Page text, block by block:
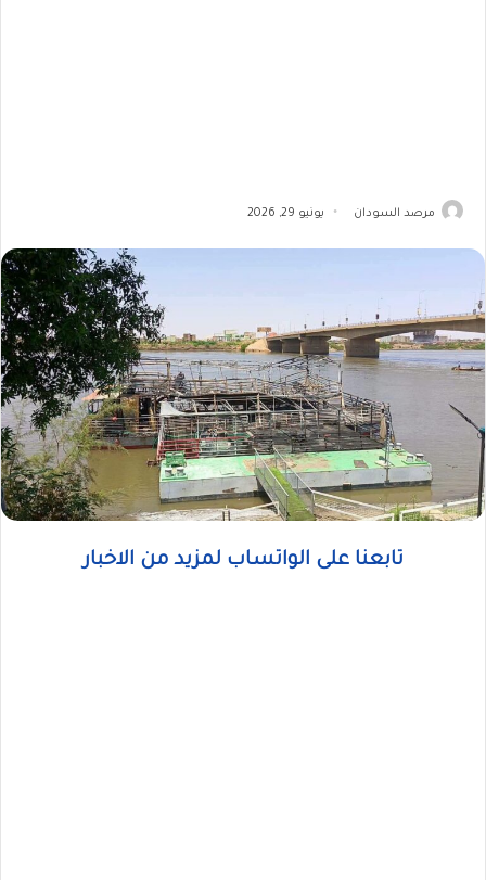
مرصد السودان يونيو 29, 2026
تابعنا على الواتساب لمزيد من الاخبار